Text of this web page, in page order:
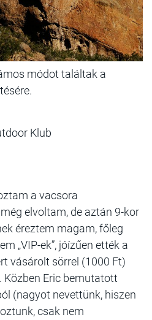
módot találtak a
Klub
a vacsora
elvoltam, de aztán 9-kor
éreztem magam, főleg
„VIP-ek”, jóízűen ették a
vásárolt sörrel (1000 Ft)
Eric bemutatott
(nagyot nevettünk, hiszen
csak nem